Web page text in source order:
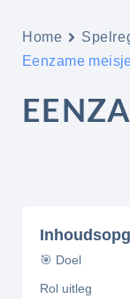
Home
Eenzame
🎯 Doel
Rol uitleg